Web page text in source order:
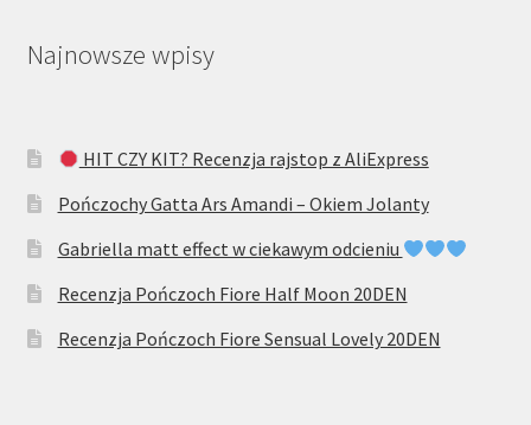
Najnowsze wpisy
HIT CZY KIT? Recenzja rajstop z AliExpress
Pończochy Gatta Ars Amandi – Okiem Jolanty
Gabriella matt effect w ciekawym odcieniu
Recenzja Pończoch Fiore Half Moon 20DEN
Recenzja Pończoch Fiore Sensual Lovely 20DEN